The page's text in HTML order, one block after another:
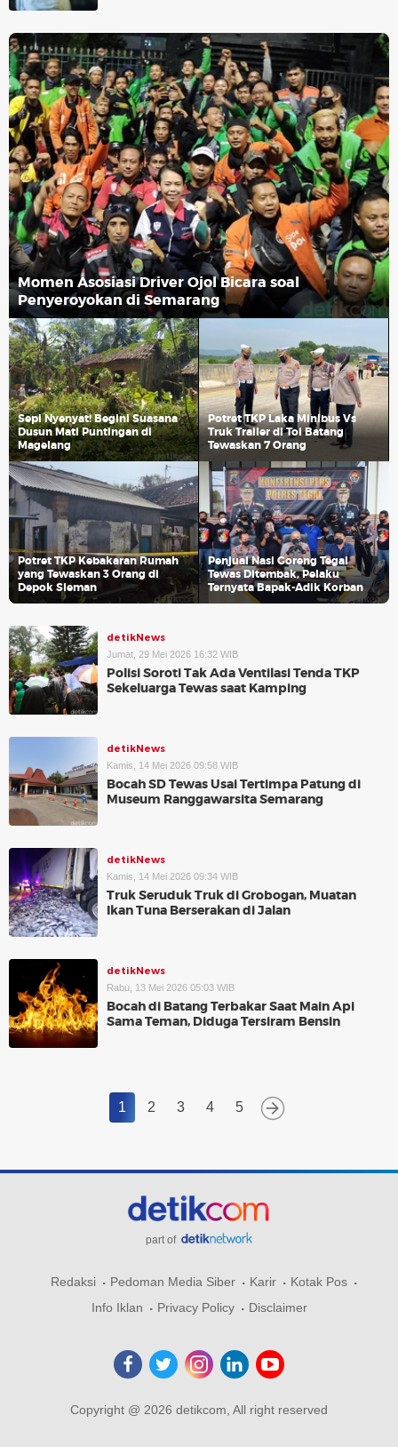
Momen Asosiasi Driver Ojol Bicara soal
Penyeroyokan di Semarang
Sepi Nyenyat! Begini Suasana
Dusun Mati Puntingan di
Magelang
Potret TKP Laka Minibus Vs
Truk Trailer di Tol Batang
Tewaskan 7 Orang
Potret TKP Kebakaran Rumah
yang Tewaskan 3 Orang di
Depok Sleman
Penjual Nasi Goreng Tegal
Tewas Ditembak, Pelaku
Ternyata Bapak-Adik Korban
detikNews
Jumat, 29 Mei 2026 16:32 WIB
Polisi Soroti Tak Ada Ventilasi Tenda TKP
Sekeluarga Tewas saat Kamping
detikNews
Kamis, 14 Mei 2026 09:58 WIB
Bocah SD Tewas Usai Tertimpa Patung di
Museum Ranggawarsita Semarang
detikNews
Kamis, 14 Mei 2026 09:34 WIB
Truk Seruduk Truk di Grobogan, Muatan
Ikan Tuna Berserakan di Jalan
detikNews
Rabu, 13 Mei 2026 05:03 WIB
Bocah di Batang Terbakar Saat Main Api
Sama Teman, Diduga Tersiram Bensin
1 2 3 4 5
part of
Redaksi Pedoman Media Siber Karir
Kotak Pos
Info Iklan
Privacy Policy Disclaimer
Copyright @ 2026 detikcom, All right reserved